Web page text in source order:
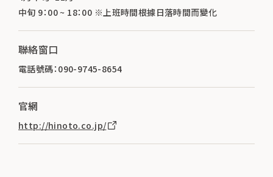
中旬 9：00 ~ 18：00 ※上班時間根據日落時間而變化
聯絡窗口
電話號碼：090-9745-8654
官網
http://hinoto.co.jp/